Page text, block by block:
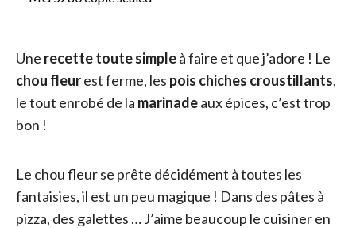
Une recette toute simpleà faire et que j’adore ! Le
chou fleurest ferme, les pois chiches croustillants,
le tout enrobé de la marinadeaux épices, c’est trop
bon !
Le chou fleur se prête décidément à toutes les
fantaisies, il est un peu magique ! Dans des pâtes à
pizza, des galettes … J’aime beaucoup le cuisiner en